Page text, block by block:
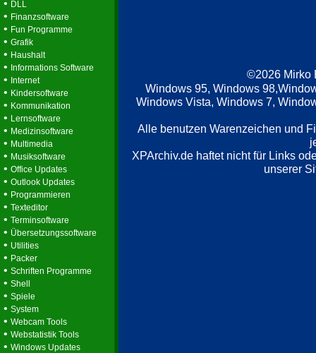
• DLL
• Finanzsoftware
• Fun Programme
• Grafik
• Haushalt
• Informations Software
• Internet
• Kindersoftware
• Kommunikation
• Lernsoftware
• Medizinsoftware
• Multimedia
• Musiksoftware
• Office Updates
• Outlook Updates
• Programmieren
• Texteditor
• Terminsoftware
• Übersetzungssoftware
• Utilities
• Packer
• Schriften Programme
• Shell
• Spiele
• System
• Webcam Tools
• Webstatistik Tools
• Windows Updates
©2026 Mirko
Windows 95, Windows
Windows Vista, Windows 7,
Alle benutzen Warenzeichen und
XPArchiv.de haftet nicht für Links
unserer